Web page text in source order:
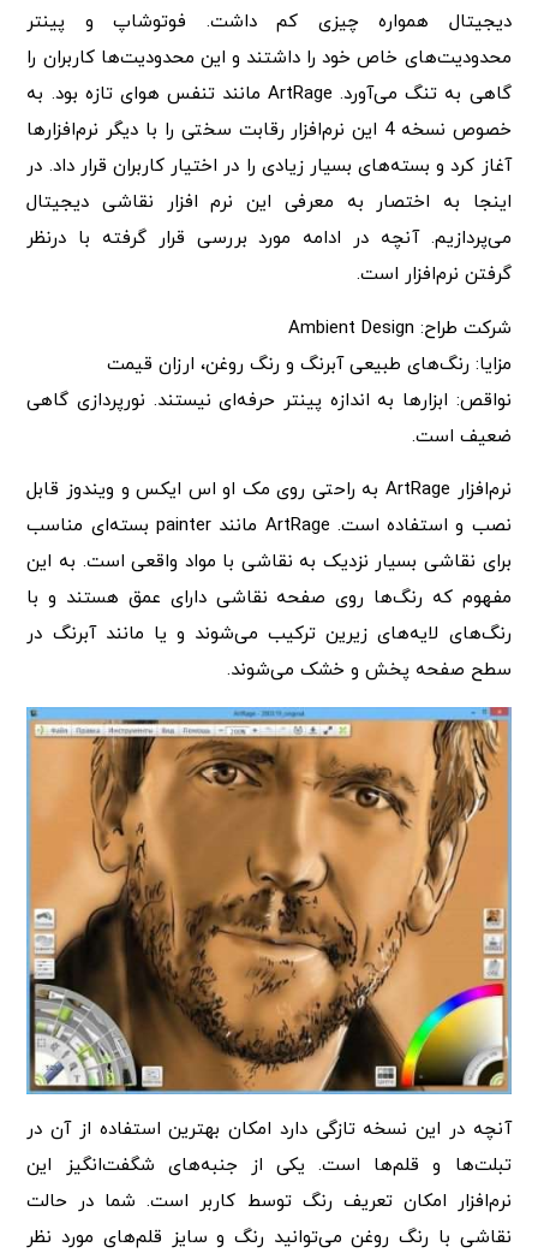
دیجیتال همواره چیزی کم داشت. فوتوشاپ و پینتر
محدودیت‌های خاص خود را داشتند و این محدودیت‌ها کاربران را
گاهی به تنگ می‌آورد. ArtRage مانند تنفس هوای تازه بود. به
خصوص نسخه 4 این نرم‌افزار رقابت سختی را با دیگر نرم‌افزارها
آغاز کرد و بسته‌های بسیار زیادی را در اختیار کاربران قرار داد. در
اینجا به اختصار به معرفی این نرم افزار نقاشی دیجیتال
می‌پردازیم. آنچه در ادامه مورد بررسی قرار گرفته با درنظر
گرفتن نرم‌افزار است.
شرکت طراح: Ambient Design
مزایا: رنگ‌های طبیعی آبرنگ و رنگ روغن، ارزان قیمت
نواقص: ابزارها به اندازه پینتر حرفه‌ای نیستند. نورپردازی گاهی
ضعیف است.
نرم‌افزار ArtRage به راحتی روی مک او اس ایکس و ویندوز قابل
نصب و استفاده است. ArtRage مانند painter بسته‌ای مناسب
برای نقاشی بسیار نزدیک به نقاشی با مواد واقعی است. به این
مفهوم که رنگ‌ها روی صفحه نقاشی دارای عمق هستند و با
رنگ‌های لایه‌های زیرین ترکیب می‌شوند و یا مانند آبرنگ در
سطح صفحه پخش و خشک می‌شوند.
آنچه در این نسخه تازگی دارد امکان بهترین استفاده از آن در
تبلت‌ها و قلم‌ها است. یکی از جنبه‌های شگفت‌انگیز این
نرم‌افزار امکان تعریف رنگ توسط کاربر است. شما در حالت
نقاشی با رنگ روغن می‌توانید رنگ و سایز قلم‌های مورد نظر